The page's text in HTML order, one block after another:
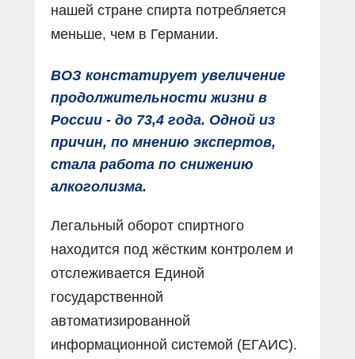
нашей стране спирта потребляется
меньше, чем в Германии.
ВОЗ констатирует увеличение
продолжительности жизни в
России - до 73,4 года. Одной из
причин, по мнению экспертов,
стала работа по снижению
алкоголизма.
Легальный оборот спиртного
находится под жёстким контролем и
отслеживается Единой
государственной
автоматизированной
информационной системой (ЕГАИС).